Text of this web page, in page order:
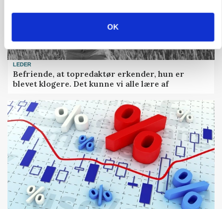
OK
LEDER
Befriende, at topredaktør erkender, hun er
blevet klogere. Det kunne vi alle lære af